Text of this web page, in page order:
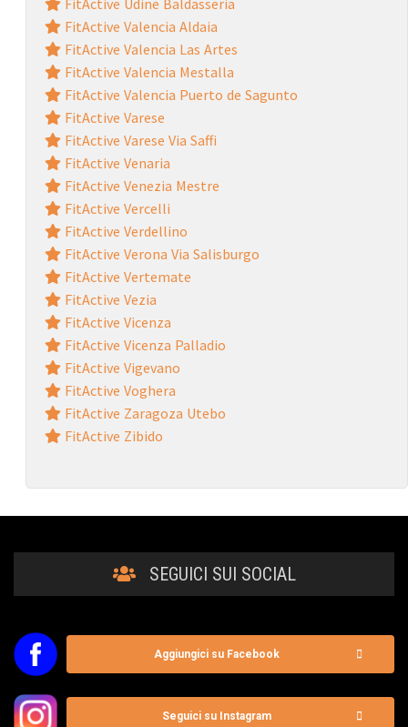
FitActive Valencia Aldaia
FitActive Valencia Las Artes
FitActive Valencia Mestalla
FitActive Valencia Puerto de Sagunto
FitActive Varese
FitActive Varese Via Saffi
FitActive Venaria
FitActive Venezia Mestre
FitActive Vercelli
FitActive Verdellino
FitActive Verona Via Salisburgo
FitActive Vertemate
FitActive Vezia
FitActive Vicenza
FitActive Vicenza Palladio
FitActive Vigevano
FitActive Voghera
FitActive Zaragoza Utebo
FitActive Zibido
SEGUICI SUI SOCIAL
Aggiungici su Facebook
Seguici su Instagram